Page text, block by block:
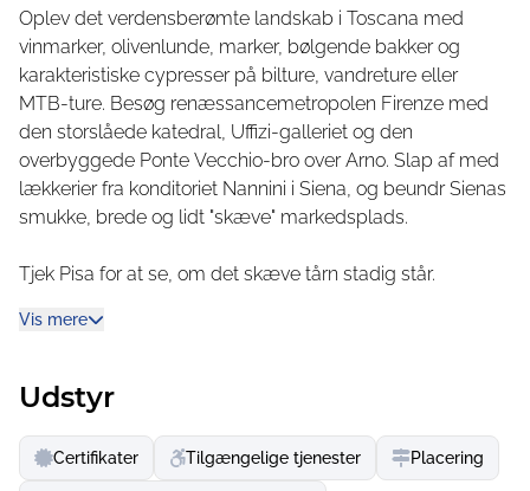
Unikt: udsigten over dalen fra swimmingpools på Barco
Reale Du finder et varieret fritids- og
underholdningsprogram for børn og teenagere på
Camping Barco Reale samt et børnediskotek og musik i
vores pub.
Den gamle og charmerende landsby San Baronto
ligger kun 500 meter fra campingpladsen.
ideelt udgangspunkt for at besøge de vigtige byer
Firenze, Pisa, Pistoia, Lucca og alle de andre kulturelle
organiserede eller individuelle vandreture eller på cykel.
Oplev det verdensberømte landskab i Toscana med
vinmarker, olivenlunde, marker, bølgende bakker og
karakteristiske cypresser på bilture, vandreture eller
MTB-ture. Besøg renæssancemetropolen Firenze med
den storslåede katedral, Uffizi-galleriet og den
overbyggede Ponte Vecchio-bro over Arno. Slap af med
lækkerier fra konditoriet Nannini i Siena, og beundr Sienas
smukke, brede og lidt "skæve" markedsplads.
Tjek Pisa for at se, om det skæve tårn stadig står.
Gimignano, med sine tårnhøje spir, og spis så en bid mad
køkken - for eksempel sprøde crostini-brød, pasta, pølser
eller vildtspecialiteter fra regionen, ledsaget af en lokal
rødvin...
Vis mere
Udstyr
Certifikater Tilgængelige tjenester Placering